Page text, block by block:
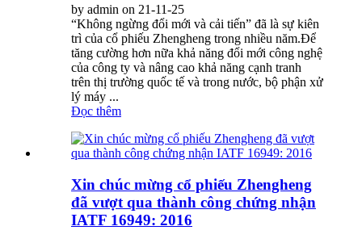
by admin on 21-11-25
“Không ngừng đổi mới và cải tiến” đã là sự kiên
trì của cổ phiếu Zhengheng trong nhiều năm.Để
tăng cường hơn nữa khả năng đổi mới công nghệ
của công ty và nâng cao khả năng cạnh tranh
trên thị trường quốc tế và trong nước, bộ phận xử
lý máy ...
Đọc thêm
Xin chúc mừng cổ phiếu Zhengheng
đã vượt qua thành công chứng nhận
IATF 16949: 2016